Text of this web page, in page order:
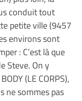
conduit tout
petite ville (9457
environs sont
: C’est là que
Steve. On y
(LE CORPS),
ne sommes pas